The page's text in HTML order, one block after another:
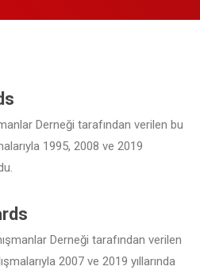
Derneği tarafından verilen bu
1995, 2008 ve 2019
Derneği tarafından verilen
2007 ve 2019 yıllarında